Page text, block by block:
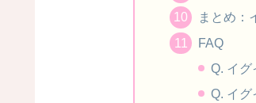
まとめ：
FAQ
Q. イグ
Q. イグ